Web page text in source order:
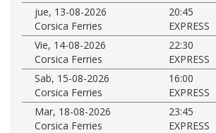
jue, 13-08-2026
20:45
Corsica Ferries
EXPRESS
Vie, 14-08-2026
22:30
Corsica Ferries
EXPRESS
Sab, 15-08-2026
16:00
Corsica Ferries
EXPRESS
Mar, 18-08-2026
23:45
Corsica Ferries
EXPRESS